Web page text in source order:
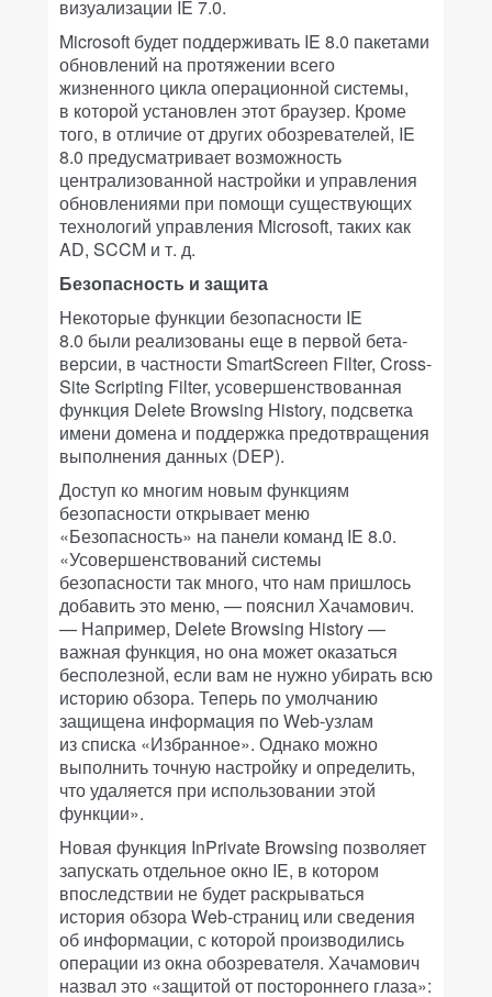
визуализации IE 7.0.
Microsoft будет поддерживать IE 8.0 пакетами
обновлений на протяжении всего
жизненного цикла операционной системы,
в которой установлен этот браузер. Кроме
того, в отличие от других обозревателей, IE
8.0 предусматривает возможность
централизованной настройки и управления
обновлениями при помощи существующих
технологий управления Microsoft, таких как
AD, SCCM и т. д.
Безопасность и защита
Некоторые функции безопасности IE
8.0 были реализованы еще в первой бета-
версии, в частности SmartScreen Filter, Cross-
Site Scripting Filter, усовершенствованная
функция Delete Browsing History, подсветка
имени домена и поддержка предотвращения
выполнения данных (DEP).
Доступ ко многим новым функциям
безопасности открывает меню
«Безопасность» на панели команд IE 8.0.
«Усовершенствований системы
безопасности так много, что нам пришлось
добавить это меню, — пояснил Хачамович.
— Например, Delete Browsing History —
важная функция, но она может оказаться
бесполезной, если вам не нужно убирать всю
историю обзора. Теперь по умолчанию
защищена информация по Web-узлам
из списка «Избранное». Однако можно
выполнить точную настройку и определить,
что удаляется при использовании этой
функции».
Новая функция InPrivate Browsing позволяет
запускать отдельное окно IE, в котором
впоследствии не будет раскрываться
история обзора Web-страниц или сведения
об информации, с которой производились
операции из окна обозревателя. Хачамович
назвал это «защитой от постороннего глаза»: